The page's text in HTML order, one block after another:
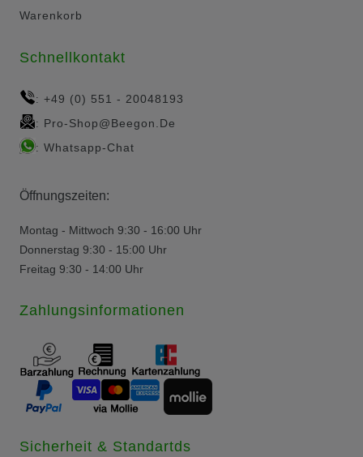
Warenkorb
Schnellkontakt
: +49 (0) 551 - 20048193
: Pro-Shop@beegon.de
: Whatsapp-Chat
Öffnungszeiten:
Montag - Mittwoch 9:30 - 16:00 Uhr
Donnerstag 9:30 - 15:00 Uhr
Freitag 9:30 - 14:00 Uhr
Zahlungsinformationen
Sicherheit & Standartds